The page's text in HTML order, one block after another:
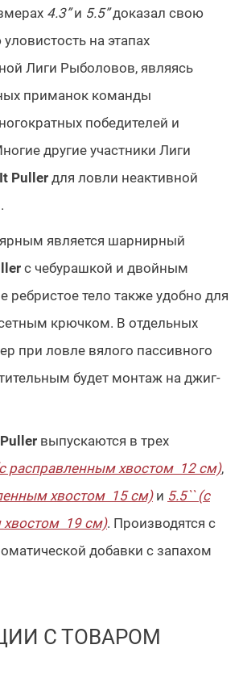
4.3”и 5.5”доказал свою
на этапах
Лиги Рыболовов, являясь
приманок команды
победителей и
другие участники Лиги
Puller для ловли неактивной
является шарнирный
с чебурашкой и двойным
ребристое тело также удобно для
крючком. В отдельных
при ловле вялого пассивного
будет монтаж на джиг-
выпускаются в трех
расправленным хвостом 12 см),
хвостом 15 см)и 5.5`` (с
19 см). Производятся с
добавки с запахом
С ТОВАРОМ